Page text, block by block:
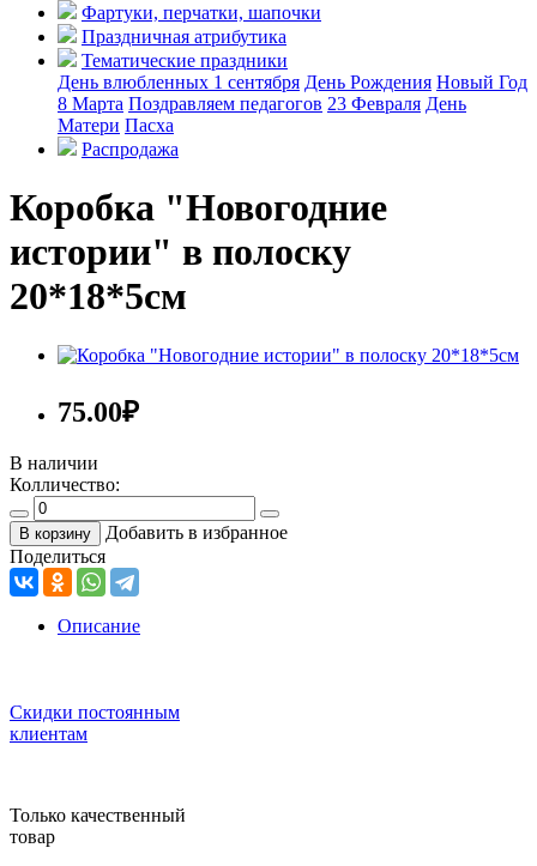
Фартуки, перчатки, шапочки
Праздничная атрибутика
Тематические праздники
День влюбленных 1 сентября День Рождения Новый Год
8 Марта Поздравляем педагогов 23 Февраля День
Матери Пасха
Распродажа
Коробка "Новогодние
истории" в полоску
20*18*5см
75.00₽
В наличии
Колличество:
В корзину
Добавить в избранное
Поделиться
Описание
Скидки постоянным
клиентам
Только качественный
товар